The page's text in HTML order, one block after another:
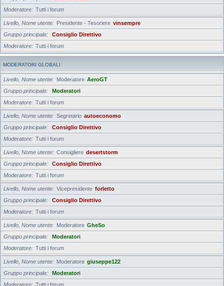
Moderatore
Tutti i forum
Livello, Nome utente Presidente - Tesoriere vinsempre
Gruppo principale
Consiglio Direttivo
Moderatore
Tutti i forum
MODERATORI GLOBALI
Livello, Nome utente Moderatore AeroGT
Gruppo principale
Moderatori
Moderatore
Tutti i forum
Livello, Nome utente Segretario autoeconomo
Gruppo principale
Consiglio Direttivo
Moderatore
Tutti i forum
Livello, Nome utente Consigliere desertstorm
Gruppo principale
Consiglio Direttivo
Moderatore
Tutti i forum
Livello, Nome utente Vicepresidente forletto
Gruppo principale
Consiglio Direttivo
Moderatore
Tutti i forum
Livello, Nome utente Moderatore GheSo
Gruppo principale
Moderatori
Moderatore
Tutti i forum
Livello, Nome utente Moderatore giuseppe122
Gruppo principale
Moderatori
Moderatore
Tutti i forum